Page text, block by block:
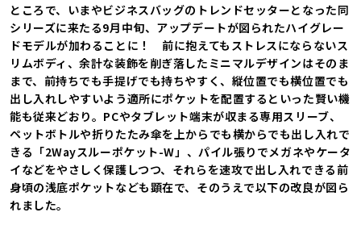
ところで、いまやビジネスバッグのトレンドセッターとなった同
シリーズに来たる9月中旬、アップデートが図られたハイグレー
ドモデルが加わることに！ 前に抱えてもストレスにならないス
リムボディ、余計な装飾を削ぎ落したミニマルデザインはそのま
まで、前持ちでも手提げでも持ちやすく、縦位置でも横位置でも
出し入れしやすいよう適所にポケットを配置するといった賢い機
能も従来どおり。PCやタブレット端末が収まる専用スリーブ、
ペットボトルや折りたたみ傘を上からでも横からでも出し入れで
きる「2Wayスルーポケット-W」、パイル張りでメガネやケータ
イなどをやさしく保護しつつ、それらを速攻で出し入れできる前
身頃の浅底ポケットなども顕在で、そのうえで以下の改良が図ら
れました。